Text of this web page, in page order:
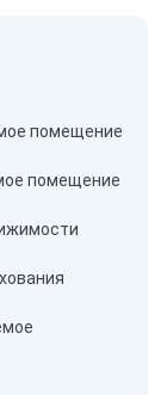
помещение
помещение